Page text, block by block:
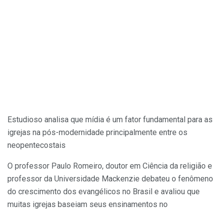
Estudioso analisa que mídia é um fator fundamental para as
igrejas na pós-modernidade principalmente entre os
neopentecostais
O professor Paulo Romeiro, doutor em Ciência da religião e
professor da Universidade Mackenzie debateu o fenômeno
do crescimento dos evangélicos no Brasil e avaliou que
muitas igrejas baseiam seus ensinamentos no